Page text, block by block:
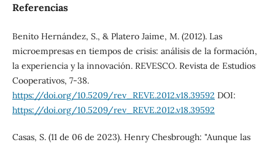
Referencias
Benito Hernández, S., & Platero Jaime, M. (2012). Las
microempresas en tiempos de crisis: análisis de la formación,
la experiencia y la innovación. REVESCO. Revista de Estudios
Cooperativos, 7-38.
https://doi.org/10.5209/rev_REVE.2012.v18.39592 DOI:
https://doi.org/10.5209/rev_REVE.2012.v18.39592
Casas, S. (11 de 06 de 2023). Henry Chesbrough: "Aunque las